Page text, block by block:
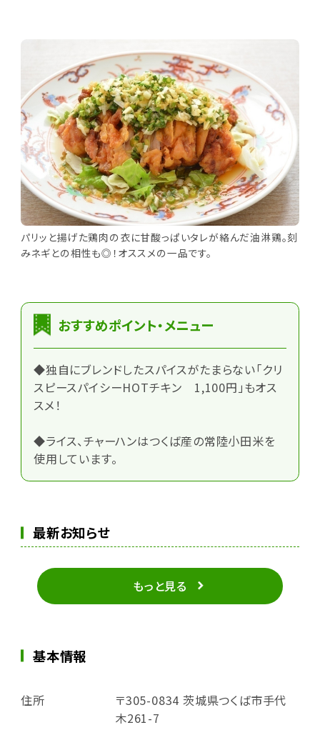
パリッと揚げた鶏肉の衣に甘酸っぱいタレが絡んだ油淋鶏。刻
みネギとの相性も◎！オススメの一品です。
おすすめポイント・メニュー
◆独自にブレンドしたスパイスがたまらない「クリ
スピースパイシーHOTチキン 1,100円」もオス
スメ！
◆ライス、チャーハンはつくば産の常陸小田米を
使用しています。
最新お知らせ
もっと見る
基本情報
住所
〒305-0834 茨城県つくば市手代
木261-7